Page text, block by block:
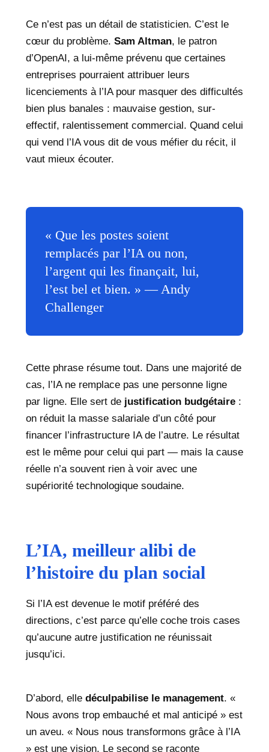
Ce n’est pas un détail de statisticien. C’est le
cœur du problème. Sam Altman, le patron
d’OpenAI, a lui-même prévenu que certaines
entreprises pourraient attribuer leurs
licenciements à l’IA pour masquer des difficultés
bien plus banales : mauvaise gestion, sur-
effectif, ralentissement commercial. Quand celui
qui vend l’IA vous dit de vous méfier du récit, il
vaut mieux écouter.
« Que les postes soient
remplacés par l’IA ou non,
l’argent qui les finançait, lui,
l’est bel et bien. » — Andy
Challenger
Cette phrase résume tout. Dans une majorité de
cas, l’IA ne remplace pas une personne ligne
par ligne. Elle sert de justification budgétaire:
on réduit la masse salariale d’un côté pour
financer l’infrastructure IA de l’autre. Le résultat
est le même pour celui qui part — mais la cause
réelle n’a souvent rien à voir avec une
supériorité technologique soudaine.
L’IA, meilleur alibi de
l’histoire du plan social
Si l’IA est devenue le motif préféré des
directions, c’est parce qu’elle coche trois cases
qu’aucune autre justification ne réunissait
jusqu’ici.
D’abord, elle déculpabilise le management. «
Nous avons trop embauché et mal anticipé » est
un aveu. « Nous nous transformons grâce à l’IA
» est une vision. Le second se raconte